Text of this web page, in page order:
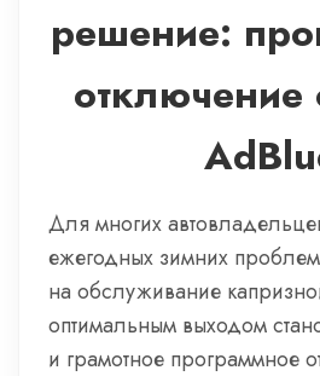
решение:
отключение
Для многих
ежегодных зимних проблем
на обслуживание
оптимальным выходом
и грамотное программное